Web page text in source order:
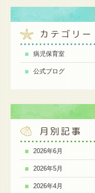
カテゴリー
病児保育室
公式ブログ
月別記事
2026年6月
2026年5月
2026年4月